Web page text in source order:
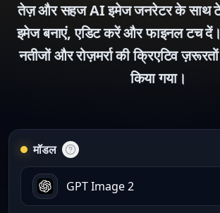
तेज़ और सहज AI इमेज जनरेटर के साथ
इमेज बनाएं, एडिट करें और फाइनल टच
नतीजों और रोज़मर्रा की क्रिएटिव
किया गया।
मॉडल
GPT Image 2